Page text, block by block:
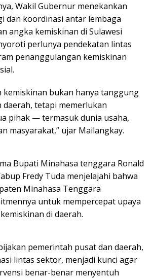
Wakil Gubernur menekankan
dan koordinasi antar lembaga
angka kemiskinan di Sulawesi
perlunya pendekatan lintas
penanggulangan kemiskinan
kemiskinan bukan hanya tanggung
daerah, tetapi memerlukan
pihak — termasuk dunia usaha,
masyarakat,” ujar Mailangkay.‎‎
Bupati Minahasa tenggara Ronald
Fredy Tuda menjelajahi bahwa
Minahasa Tenggara
untuk mempercepat upaya
di daerah.
pemerintah pusat dan daerah,
lintas sektor, menjadi kunci agar
benar-benar menyentuh